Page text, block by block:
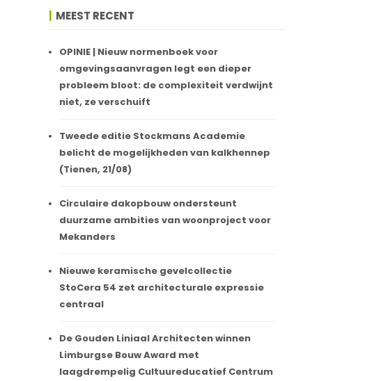
MEEST RECENT
OPINIE | Nieuw normenboek voor
omgevingsaanvragen legt een dieper
probleem bloot: de complexiteit verdwijnt
niet, ze verschuift
Tweede editie Stockmans Academie
belicht de mogelijkheden van kalkhennep
(Tienen, 21/08)
Circulaire dakopbouw ondersteunt
duurzame ambities van woonproject voor
Mekanders
Nieuwe keramische gevelcollectie
StoCera 54 zet architecturale expressie
centraal
De Gouden Liniaal Architecten winnen
Limburgse Bouw Award met
laagdrempelig Cultuureducatief Centrum